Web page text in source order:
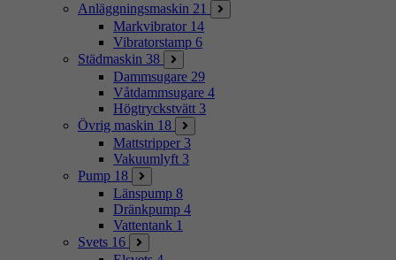
Anläggningsmaskin 21
Markvibrator 14
Vibratorstamp 6
Städmaskin 38
Dammsugare 29
Våtdammsugare 4
Högtryckstvätt 3
Övrig maskin 18
Mattstripper 3
Vakuumlyft 3
Pump 18
Länspump 8
Dränkpump 4
Vattentank 1
Svets 16